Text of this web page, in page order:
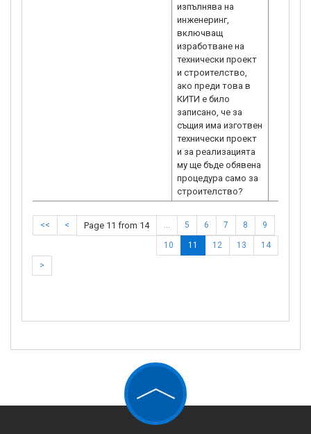
изпълнява на
инженеринг,
включващ
изработване на
технически проект
и строителство,
ако преди това в
КИТИ е било
записано, че за
същия има изготвен
технически проект
и за реализацията
му ще бъде обявена
процедура само за
строителство?
<< < Page 11 from 14 … 5 6 7 8 9
10 11 12 13 14
>